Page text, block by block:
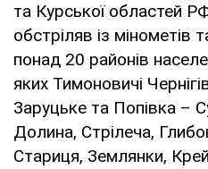
та Курської областей
обстріляв із мінометів
понад 20 районів
яких Тимоновичі
Заруцьке та Попівка –
Долина, Стрілеча,
Стариця, Землянки,